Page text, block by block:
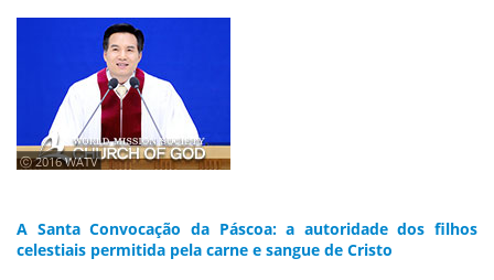
ⓒ 2016 WATV
A Santa Convocação da Páscoa: a autoridade dos filhos
celestiais permitida pela carne e sangue de Cristo